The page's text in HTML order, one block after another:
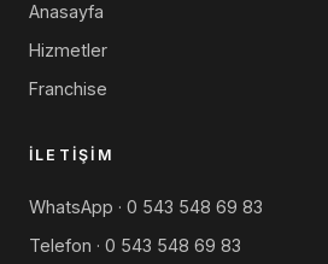
Anasayfa
Hizmetler
Franchise
İLETIŞIM
WhatsApp · 0 543 548 69 83
Telefon · 0 543 548 69 83